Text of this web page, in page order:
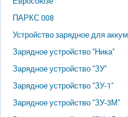
ПАРКС 008
Устройство зарядное для
Зарядное устройство "Ника"
Зарядное устройство "ЗУ"
Зарядное устройство "ЗУ-1"
Зарядное устройство "ЗУ-3М"